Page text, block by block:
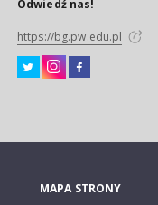
Odwiedź nas!
https://bg.pw.edu.pl
MAPA STRONY